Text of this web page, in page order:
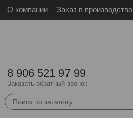
О компании Заказ в производство
8 906 521 97 99
Заказать обратный звонок